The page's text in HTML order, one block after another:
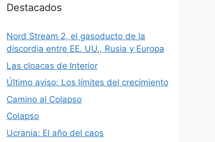
Destacados
Nord Stream 2, el gasoducto de la
discordia entre EE. UU., Rusia y Europa
Las cloacas de Interior
Último aviso: Los límites del crecimiento
Camino al Colapso
Colapso
Ucrania: El año del caos